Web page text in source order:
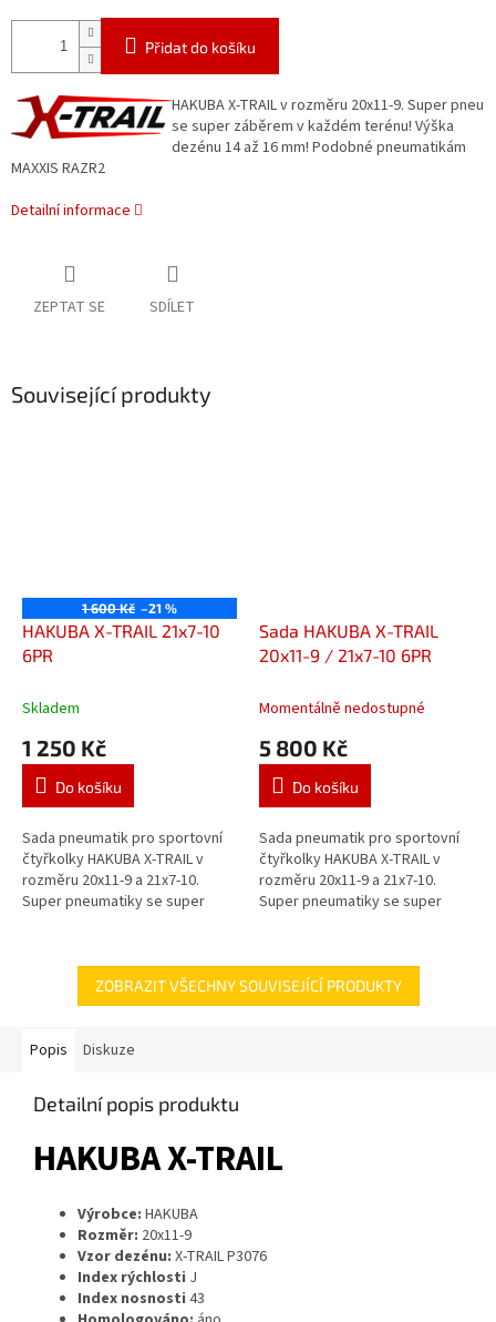
Přidat do košíku
HAKUBA X-TRAIL v rozměru 20x11-9. Super pneu
se super záběrem v každém terénu! Výška
dezénu 14 až 16 mm! Podobné pneumatikám
MAXXIS RAZR2
Detailní informace
ZEPTAT SE SDÍLET
Související produkty
1 600 Kč –21 %
HAKUBA X-TRAIL 21x7-10
6PR
Skladem
1 250 Kč
Do košíku
Sada pneumatik pro sportovní
čtyřkolky HAKUBA X-TRAIL v
rozměru 20x11-9 a 21x7-10.
Super pneumatiky se super
Podobné...
Sada HAKUBA X-TRAIL
20x11-9 / 21x7-10 6PR
Momentálně nedostupné
5 800 Kč
Do košíku
Sada pneumatik pro sportovní
čtyřkolky HAKUBA X-TRAIL v
rozměru 20x11-9 a 21x7-10.
Super pneumatiky se super
Podobné...
ZOBRAZIT VŠECHNY SOUVISEJÍCÍ PRODUKTY
Popis Diskuze
Detailní popis produktu
HAKUBA X-TRAIL
Výrobce: HAKUBA
Rozměr: 20x11-9
Vzor dezénu: X-TRAIL P3076
Index rýchlosti J
Index nosnosti 43